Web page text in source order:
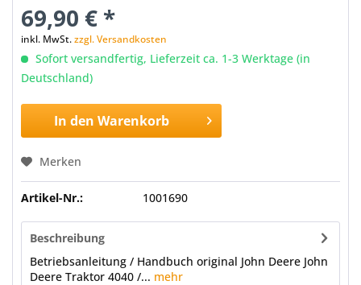
69,90 € *
inkl. MwSt.zzgl. Versandkosten
Sofort versandfertig, Lieferzeit ca. 1-3 Werktage (in
Deutschland)
In den Warenkorb
Merken
Artikel-Nr.: 1001690
Beschreibung
Betriebsanleitung / Handbuch original John Deere John
Deere Traktor 4040 /... mehr